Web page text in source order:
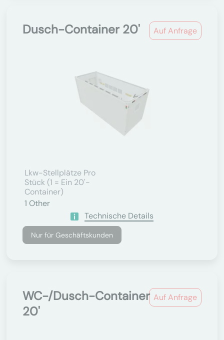
Auf Anfrage
Dusch-Container 20'
Lkw-Stellplätze Pro
Stück (1 = Ein 20'-
Container)
1 Other
Technische Details
Nur für Geschäftskunden
Auf Anfrage
WC-/Dusch-Container
20'